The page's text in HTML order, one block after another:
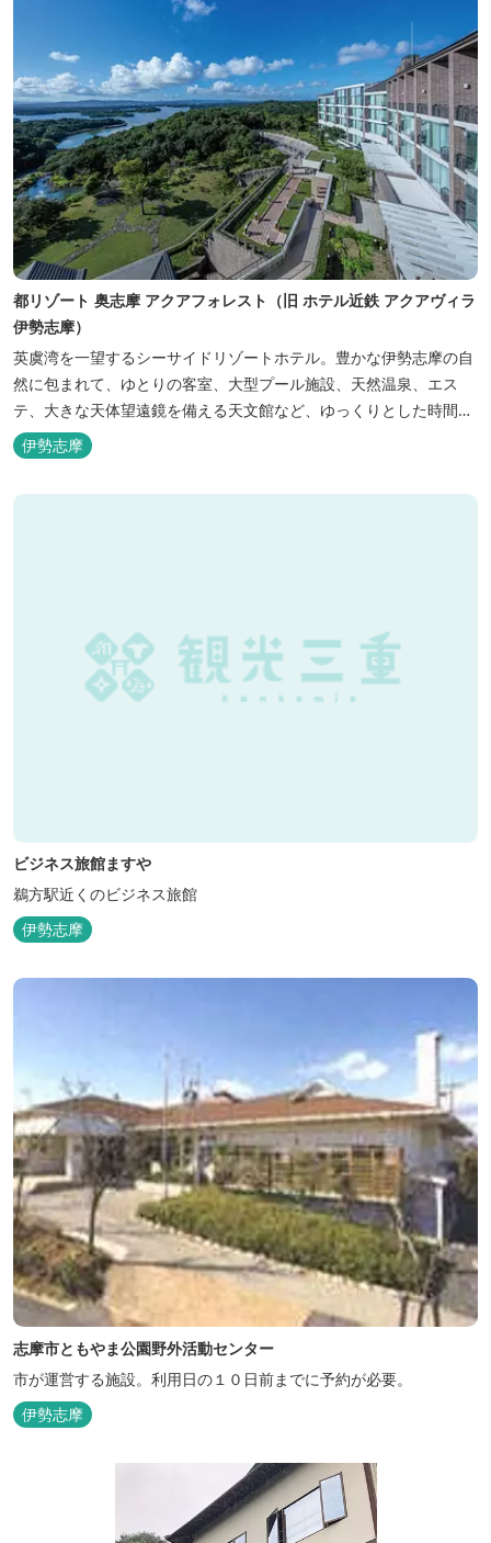
都リゾート 奥志摩 アクアフォレスト（旧 ホテル近鉄 アクアヴィラ
伊勢志摩）
英虞湾を一望するシーサイドリゾートホテル。豊かな伊勢志摩の自
然に包まれて、ゆとりの客室、大型プール施設、天然温泉、エス
テ、大きな天体望遠鏡を備える天文館など、ゆっくりとした時間を
楽しみながら過ごすことができます。 屋内プール：通年 屋外プー
ル：2025年7月19日（土）～8月31日（日）
伊勢志摩
ビジネス旅館ますや
鵜方駅近くのビジネス旅館
伊勢志摩
志摩市ともやま公園野外活動センター
市が運営する施設。利用日の１０日前までに予約が必要。
伊勢志摩